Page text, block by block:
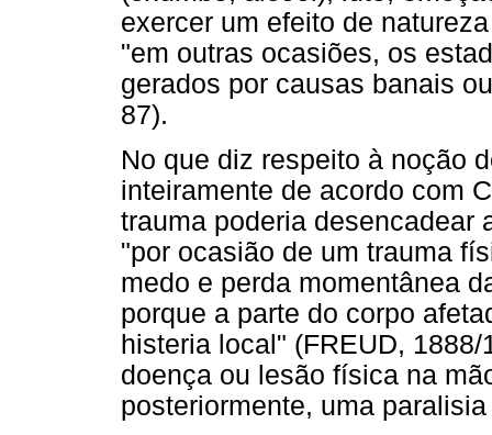
exercer um efeito de
"em outras ocasiões, os
gerados por causas banais
87).
No que diz respeito à noção
inteiramente de acordo com
trauma poderia desencadear
"por ocasião de um trauma
medo e perda momentânea
porque a parte do corpo
histeria local" (FREUD,
doença ou lesão física na
posteriormente, uma